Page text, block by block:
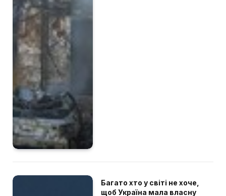
Багато хто у світі не хоче,
щоб Україна мала власну